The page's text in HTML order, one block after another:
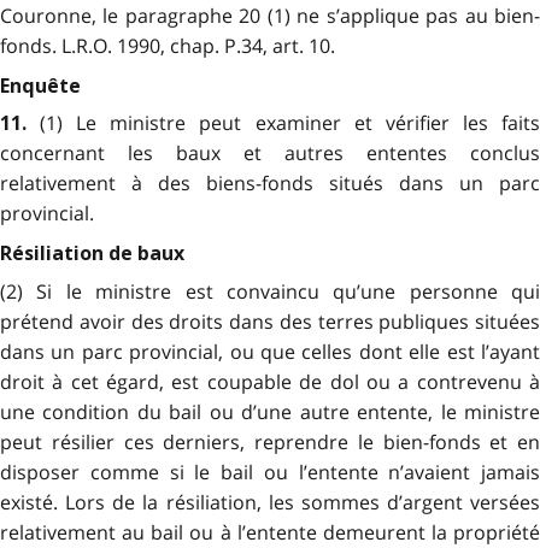
Couronne, le paragraphe 20 (1) ne s’applique pas au bien-
fonds. L.R.O. 1990, chap. P.34, art. 10.
Enquête
11.(1) Le ministre peut examiner et vérifier les faits
concernant les baux et autres ententes conclus
relativement à des biens-fonds situés dans un parc
provincial.
Résiliation de baux
(2) Si le ministre est convaincu qu’une personne qui
prétend avoir des droits dans des terres publiques situées
dans un parc provincial, ou que celles dont elle est l’ayant
droit à cet égard, est coupable de dol ou a contrevenu à
une condition du bail ou d’une autre entente, le ministre
peut résilier ces derniers, reprendre le bien-fonds et en
disposer comme si le bail ou l’entente n’avaient jamais
existé. Lors de la résiliation, les sommes d’argent versées
relativement au bail ou à l’entente demeurent la propriété